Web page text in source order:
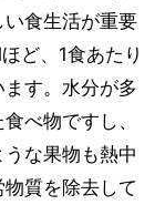
食生活が重要
ど、1食あたり
す。水分が多
べ物ですし、
な果物も熱中
質を除去して